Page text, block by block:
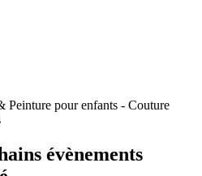
Peinture pour enfants - Couture
évènements